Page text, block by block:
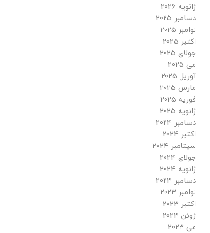
ژانویه 2026
دسامبر 2025
نوامبر 2025
اکتبر 2025
جولای 2025
می 2025
آوریل 2025
مارس 2025
فوریه 2025
ژانویه 2025
دسامبر 2024
اکتبر 2024
سپتامبر 2024
جولای 2024
ژانویه 2024
دسامبر 2023
نوامبر 2023
اکتبر 2023
ژوئن 2023
می 2023